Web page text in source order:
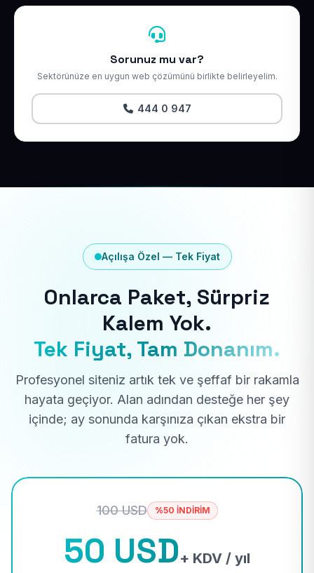
Sorunuz mu var?
Sektörünüze en uygun web çözümünü birlikte belirleyelim.
444 0 947
Açılışa Özel — Tek Fiyat
Onlarca Paket, Sürpriz
Kalem Yok.
Tek Fiyat, Tam Donanım.
Profesyonel siteniz artık tek ve şeffaf bir rakamla
hayata geçiyor. Alan adından desteğe her şey
içinde; ay sonunda karşınıza çıkan ekstra bir
fatura yok.
100 USD %50 İNDİRİM
50 USD+ KDV / yıl